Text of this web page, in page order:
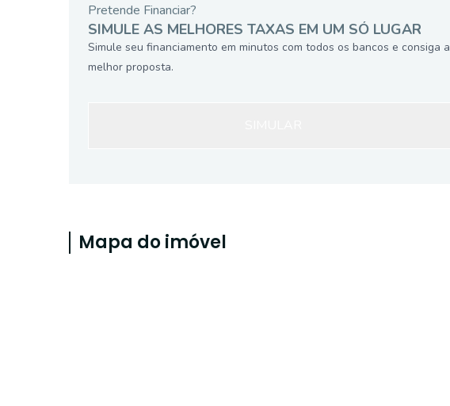
Pretende Financiar?
SIMULE AS MELHORES TAXAS EM UM SÓ LUGAR
Simule seu financiamento em minutos com todos os bancos e consiga a
melhor proposta.
Mapa do imóvel